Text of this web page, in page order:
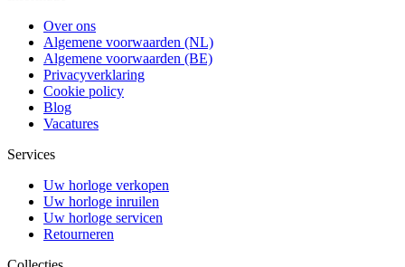
Over ons
Algemene voorwaarden (NL)
Algemene voorwaarden (BE)
Privacyverklaring
Cookie policy
Blog
Vacatures
Services
Uw horloge verkopen
Uw horloge inruilen
Uw horloge servicen
Retourneren